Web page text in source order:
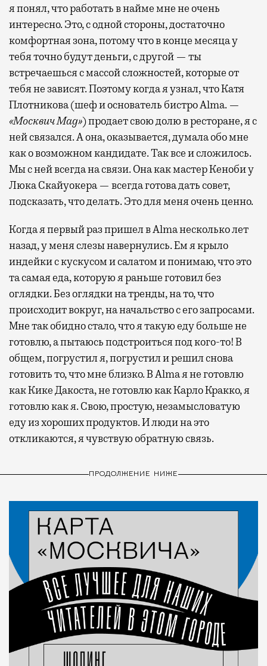
я понял, что работать в найме мне не очень
интересно. Это, с одной стороны, достаточно
комфортная зона, потому что в конце месяца у
тебя точно будут деньги, с другой — ты
встречаешься с массой сложностей, которые от
тебя не зависят. Поэтому когда я узнал, что Катя
Плотникова (шеф и основатель бистро Alma. —
«Москвич Mag») продает свою долю в ресторане, я с
ней связался. А она, оказывается, думала обо мне
как о возможном кандидате. Так все и сложилось.
Мы с ней всегда на связи. Она как мастер Кеноби у
Люка Скайуокера — всегда готова дать совет,
подсказать, что делать. Это для меня очень ценно.
Когда я первый раз пришел в Alma несколько лет
назад, у меня слезы навернулись. Ем я крыло
индейки с кускусом и салатом и понимаю, что это
та самая еда, которую я раньше готовил без
оглядки. Без оглядки на тренды, на то, что
происходит вокруг, на начальство с его запросами.
Мне так обидно стало, что я такую еду больше не
готовлю, а пытаюсь подстроиться под кого-то! В
общем, погрустил я, погрустил и решил снова
готовить то, что мне близко. В Alma я не готовлю
как Кике Дакоста, не готовлю как Карло Кракко, я
готовлю как я. Свою, простую, незамысловатую
еду из хороших продуктов. И люди на это
откликаются, я чувствую обратную связь.
ПРОДОЛЖЕНИЕ НИЖЕ